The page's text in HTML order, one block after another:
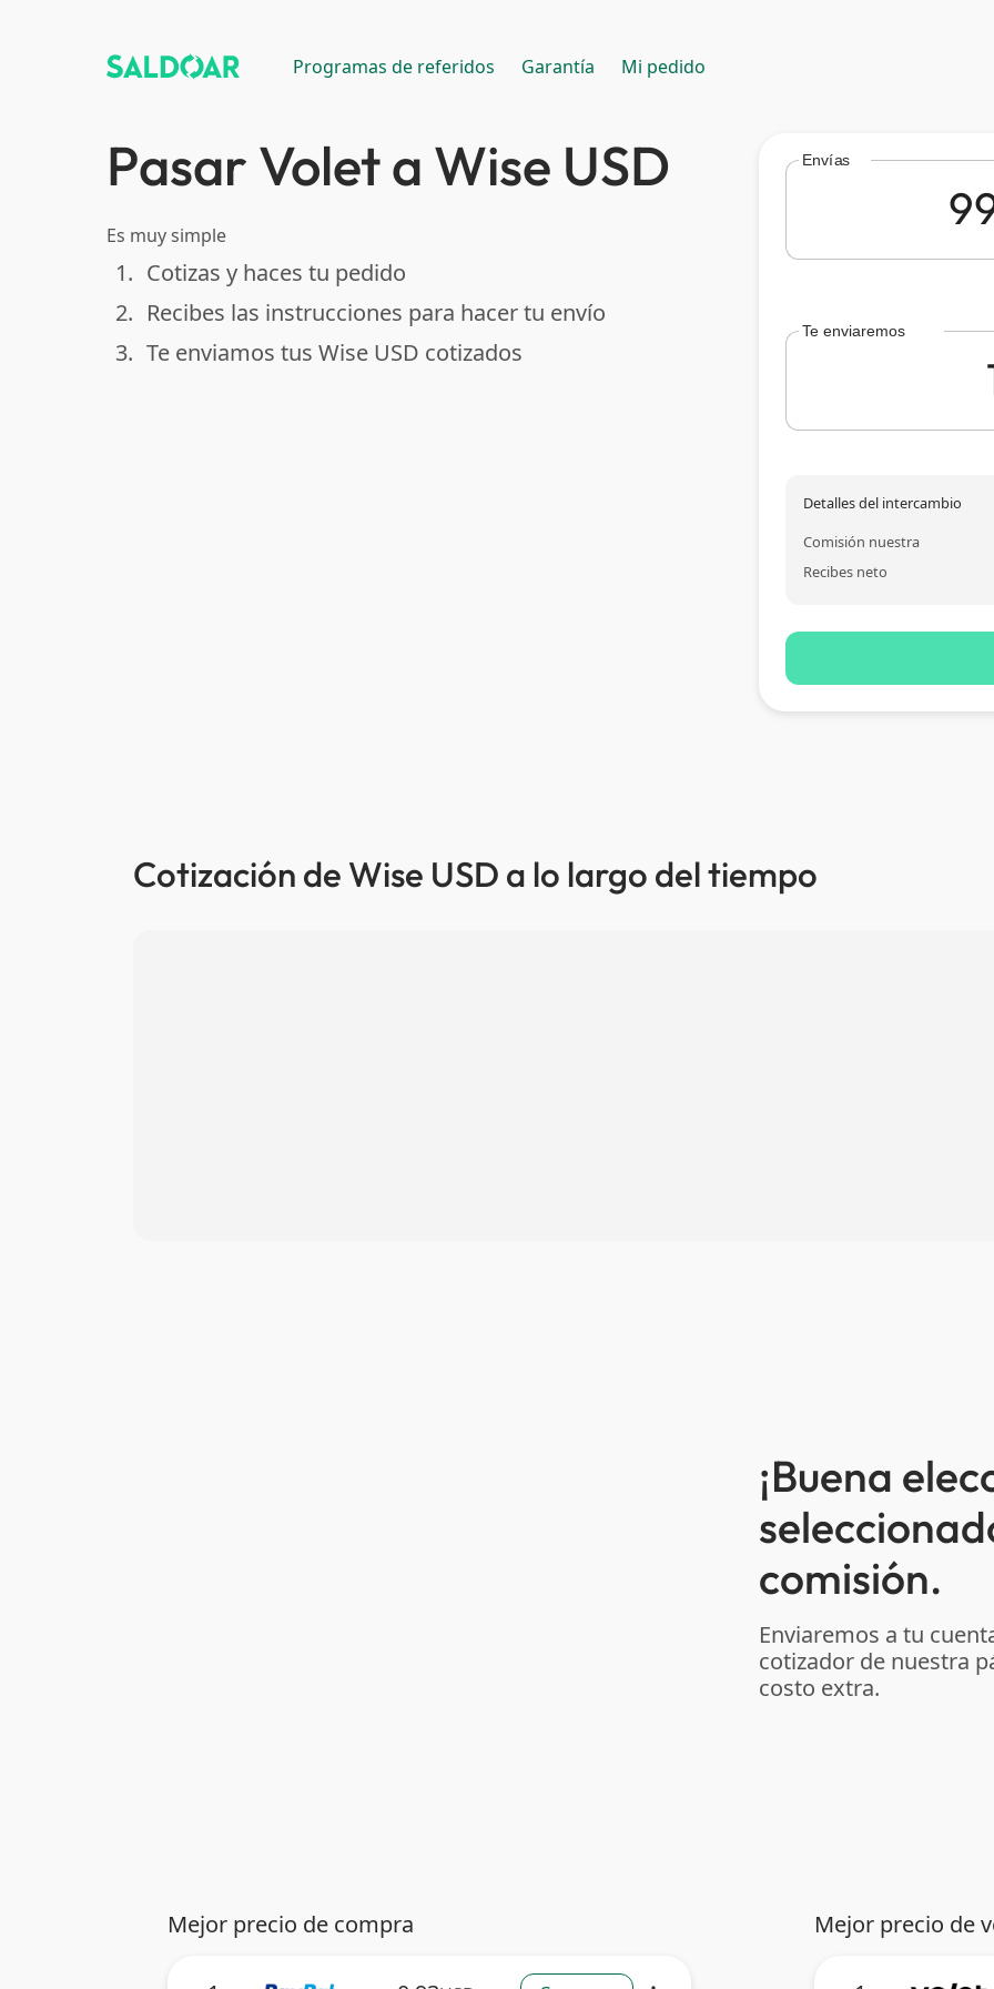
Programas de referidos Garantía Mi pedido
Pasar Volet a Wise USD
Es muy simple
done
1. Cotizas y haces tu pedido
done
2. Recibes las instrucciones para hacer tu envío
done
3. Te enviamos tus Wise USD cotizados
Envías
Te enviaremos
Detalles del intercambio
Comisión nuestra
Recibes neto
Cotización de Wise USD a lo largo del tiempo
¡Buena
comisión.
Enviaremos a tu
cotizador de nuestra
costo extra.
Mejor precio de compra Mejor precio de